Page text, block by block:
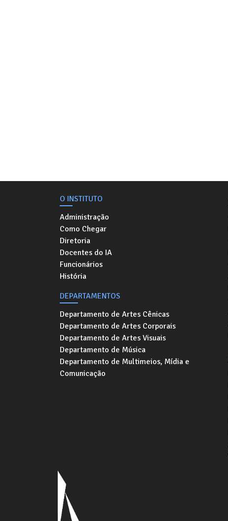
O INSTITUTO
Administração
Como Chegar
Diretoria
Docentes do IA
Funcionários
História
DEPARTAMENTOS
Departamento de Artes Cênicas
Departamento de Artes Corporais
Departamento de Artes Visuais
Departamento de Música
Departamento de Multimeios, Mídia e
Comunicação